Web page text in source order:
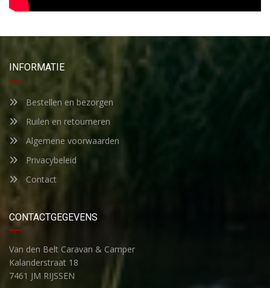
INFORMATIE
Bestellen en bezorgen
Ruilen en retourneren
Algemene voorwaarden
Privacybeleid
Contact
CONTACTGEGEVENS
Van den Belt Caravan & Camper
Kalanderstraat 18
7461 JM RIJSSEN